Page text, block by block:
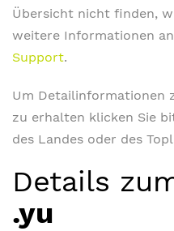
Übersicht nicht finden,
weitere Informationen
Support.
Um Detailinformationen
zu erhalten klicken Sie
des Landes oder des
Details
.yu